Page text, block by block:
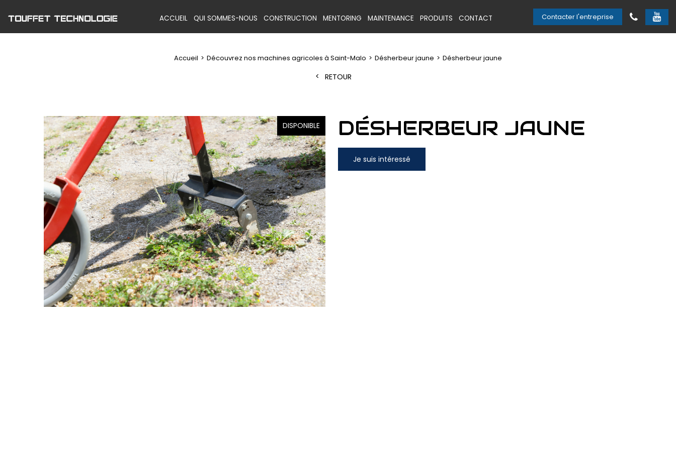
ACCUEIL QUI SOMMES-NOUS CONSTRUCTION MENTORING MAINTENANCE PRODUITS CONTACT Contacter l'entreprise
Accueil Découvrez nos machines agricoles à Saint-Malo Désherbeur jaune Désherbeur jaune
RETOUR
DISPONIBLE DÉSHERBEUR JAUNE
Je suis intéressé